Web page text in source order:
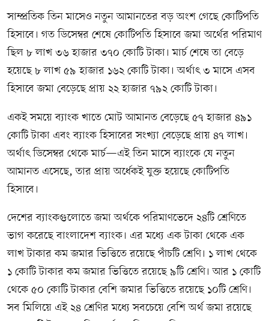
সাম্প্রতিক তিন মাসেও নতুন আমানতের বড় অংশ গেছে কোটিপতি
হিসাবে। গত ডিসেম্বর শেষে কোটিপতি হিসাবে জমা অর্থের পরিমাণ
ছিল ৮ লাখ ৩৬ হাজার ৩৭০ কোটি টাকা। মার্চ শেষে তা বেড়ে
হয়েছে ৮ লাখ ৫৯ হাজার ১৬২ কোটি টাকা। অর্থাৎ ৩ মাসে এসব
হিসাবে জমা বেড়েছে প্রায় ২২ হাজার ৭৯২ কোটি টাকা।
একই সময়ে ব্যাংক খাতে মোট আমানত বেড়েছে ৫৭ হাজার ৪৯১
কোটি টাকা এবং ব্যাংক হিসাবের সংখ্যা বেড়েছে প্রায় ৪৭ লাখ।
অর্থাৎ ডিসেম্বর থেকে মার্চ—এই তিন মাসে ব্যাংকে যে নতুন
আমানত এসেছে, তার প্রায় অর্ধেকই যুক্ত হয়েছে কোটিপতি
হিসাবে।
দেশের ব্যাংকগুলোতে জমা অর্থকে পরিমাণভেদে ২৪টি শ্রেণিতে
ভাগ করেছে বাংলাদেশ ব্যাংক। এর মধ্যে এক টাকা থেকে এক
লাখ টাকার কম জমার ভিত্তিতে রয়েছে পাঁচটি শ্রেণি। ১ লাখ থেকে
১ কোটি টাকার কম জমার ভিত্তিতে রয়েছে ৯টি শ্রেণি। আর ১ কোটি
থেকে ৫০ কোটি টাকার বেশি জমার ভিত্তিতে রয়েছে ১০টি শ্রেণি।
সব মিলিয়ে এই ২৪ শ্রেণির মধ্যে সবচেয়ে বেশি অর্থ জমা রয়েছে